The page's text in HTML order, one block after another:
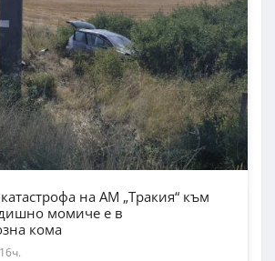
на АМ „Тракия“ към
момиче е в
кома